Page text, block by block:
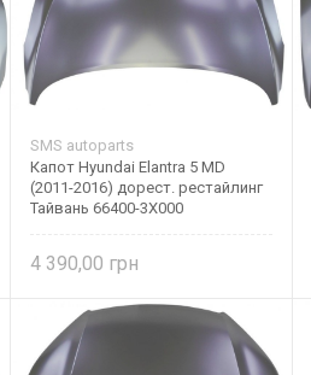
SMS autoparts
Капот Hyundai Elantra 5 MD
(2011-2016) дорест. рестайлинг
Тайвань 66400-3X000
4 390,00